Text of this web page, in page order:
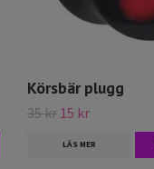
Körsbär plugg
35 kr 15 kr
LÄS MER